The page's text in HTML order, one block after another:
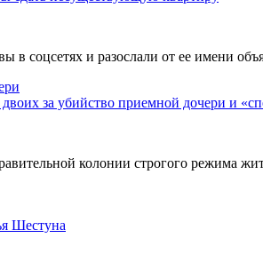
соцсетях и разослали от ее имени
за убийство приемной дочери и
колонии строгого режима
Шестуна